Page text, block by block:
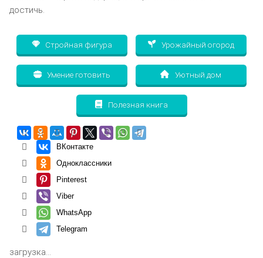
достичь.
Стройная фигура Урожайный огород
Умение готовить Уютный дом
Полезная книга
ВКонтакте
Одноклассники
Pinterest
Viber
WhatsApp
Telegram
загрузка...